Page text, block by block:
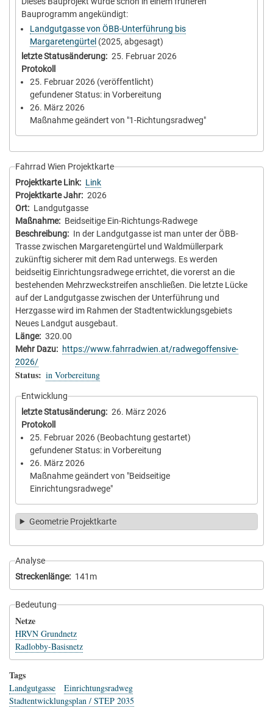
Bauprogramm angekündigt:
Landgutgasse von ÖBB-Unterführung bis
Margaretengürtel (2025, abgesagt)
letzte Statusänderung
25. Februar 2026
Protokoll
25. Februar 2026 (veröffentlicht)
gefundener Status: in Vorbereitung
26. März 2026
Maßnahme geändert von "1-Richtungsradweg"
Fahrrad Wien Projektkarte
Projektkarte Link
Link
Projektkarte Jahr
2026
Ort
Landgutgasse
Maßnahme
Beidseitige Ein-Richtungs-Radwege
Beschreibung
In der Landgutgasse ist man unter der ÖBB-
Trasse zwischen Margaretengürtel und Waldmüllerpark
zukünftig sicherer mit dem Rad unterwegs. Es werden
beidseitig Einrichtungsradwege errichtet, die vorerst an die
bestehenden Mehrzweckstreifen anschließen. Die letzte Lücke
auf der Landgutgasse zwischen der Unterführung und
Herzgasse wird im Rahmen der Stadtentwicklungsgebiets
Neues Landgut ausgebaut.
Länge
320.00
Mehr Dazu
https://www.fahrradwien.at/radwegoffensive-
2026/
Status in Vorbereitung
Entwicklung
letzte Statusänderung
26. März 2026
Protokoll
25. Februar 2026 (Beobachtung gestartet)
gefundener Status: in Vorbereitung
26. März 2026
Maßnahme geändert von "Beidseitige
Einrichtungsradwege"
Geometrie Projektkarte
Analyse
Streckenlänge
141m
Bedeutung
Netze
HRVN Grundnetz
Radlobby-Basisnetz
Tags
Landgutgasse
Einrichtungsradweg
Stadtentwicklungsplan / STEP 2035